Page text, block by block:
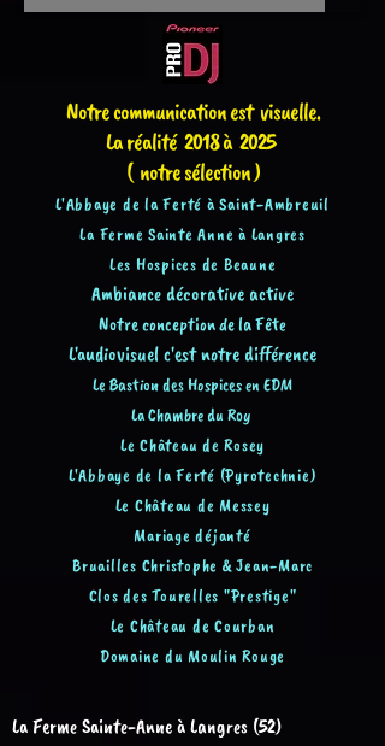
Notre communication est visuelle.
La réalité 2018 à 2025
( notre sélection )
L'Abbaye de la Ferté à Saint-Ambreuil
La Ferme Sainte Anne à Langres
Les Hospices de Beaune
Ambiance décorative active
Notre conception dela Fête
L'audiovisuel c'est notre différence
Le Bastion des Hospices en EDM
La Chambre du Roy
Le Château de Rosey
L'Abbaye de la Ferté (Pyrotechnie)
Le Château de Messey
Mariage déjanté
Bruailles Christophe & Jean-Marc
Clos des Tourelles "Prestige"
Le Château de Courban
Domaine du Moulin Rouge
La Ferme Sainte-Anne à Langres (52)